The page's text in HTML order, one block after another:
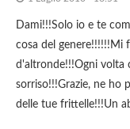
Dami!!!Solo io e te
cosa del genere!!!!!!Mi
d'altronde!!!Ogni volta
sorriso!!!Grazie, ne ho
delle tue frittelle!!!Un